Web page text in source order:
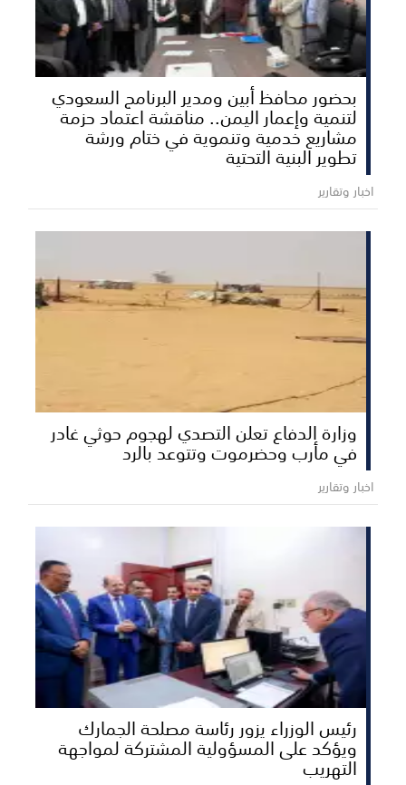
بحضور محافظ أبين ومدير البرنامج السعودي
لتنمية وإعمار اليمن.. مناقشة اعتماد حزمة
مشاريع خدمية وتنموية في ختام ورشة
تطوير البنية التحتية
اخبار وتقارير
وزارة الدفاع تعلن التصدي لهجوم حوثي غادر
في مأرب وحضرموت وتتوعد بالرد
اخبار وتقارير
رئيس الوزراء يزور رئاسة مصلحة الجمارك
ويؤكد على المسؤولية المشتركة لمواجهة
التهريب